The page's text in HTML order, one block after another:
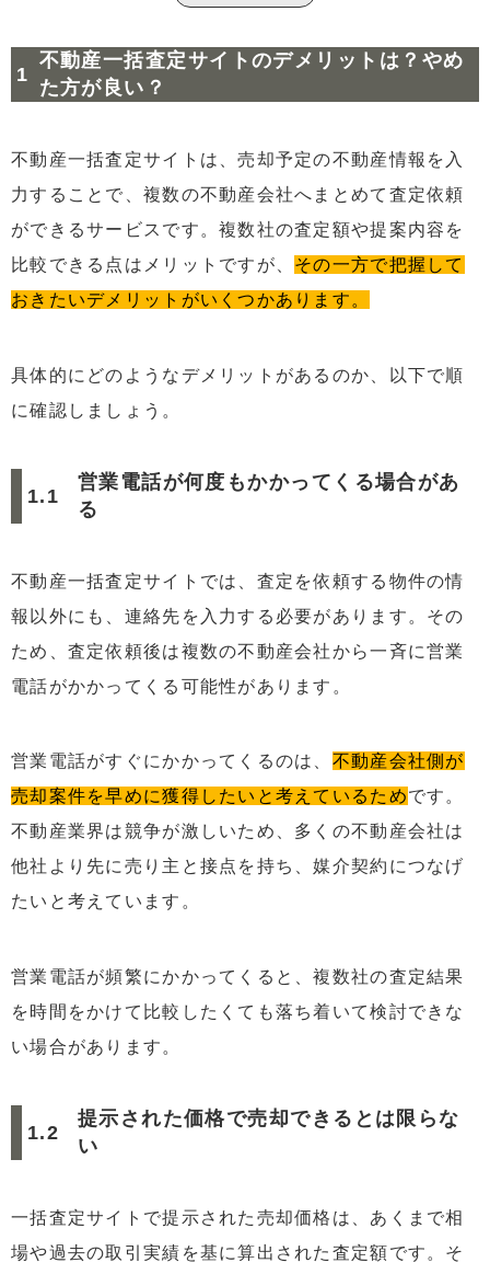
1.5地域によっては査定対象外となる可能性がある
1.6個人情報の流出リスクに注意する必要がある
するメリット
2.1
複数社の査定額を一度に比較できる
2.3 価格以外の情報も比較できる（対応力・提案力な
ど）
3.1希望の連絡頻度や連絡方法を伝える
3.2 売却価格の相場を比較する目的で利用する
3.4 机上査定・訪問査定の違いを押さえておく
4デメリットを踏まえた上での不動産一括査定サイトの選
び方
4.1査定対象のエリアを事前に確認する
4.2不動産会社の提携数を確認する
4.3 個人情報を適切に扱っているサイトを選ぶ
トを選ぶ
5不動産一括査定サイトを利用する際によくある質問
5.1査定したら必ず売却しなければなりませんか？
5.2匿名での査定はできますか？
6 不動産一括査定サイトを賢く利用して好条件で売却しよ
不動産一括査定サイトのデメリットは？やめ
た方が良い？
不動産一括査定サイトは、売却予定の不動産情報を入
力することで、複数の不動産会社へまとめて査定依頼
ができるサービスです。複数社の査定額や提案内容を
比較できる点はメリットですが、 その一方で把握して
おきたいデメリットがいくつかあります。
具体的にどのようなデメリットがあるのか、以下で順
に確認しましょう。
営業電話が何度もかかってくる場合があ
る
不動産一括査定サイトでは、査定を依頼する物件の情
報以外にも、連絡先を入力する必要があります。その
ため、査定依頼後は複数の不動産会社から一斉に営業
電話がかかってくる可能性があります。
営業電話がすぐにかかってくるのは、 不動産会社側が
売却案件を早めに獲得したいと考えているためです。
不動産業界は競争が激しいため、多くの不動産会社は
他社より先に売り主と接点を持ち、媒介契約につなげ
たいと考えています。
営業電話が頻繁にかかってくると、複数社の査定結果
を時間をかけて比較したくても落ち着いて検討できな
い場合があります。
提示された価格で売却できるとは限らな
い
一括査定サイトで提示された売却価格は、あくまで相
場や過去の取引実績を基に算出された査定額です。そ